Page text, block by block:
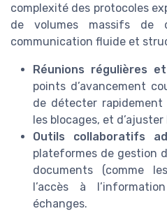
complexité des protocoles
de volumes massifs de
communication fluide et
Réunions régulières
points d’avancement
de détecter rapidement
les blocages, et
Outils collaboratifs
plateformes de gestion
documents (comme
l’accès à
échanges.